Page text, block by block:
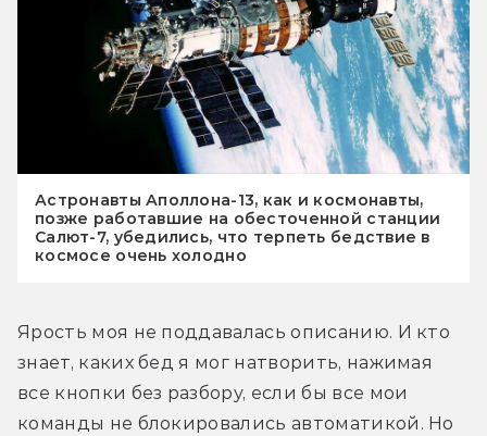
Астронавты Аполлона-13, как и космонавты,
позже работавшие на обесточенной станции
Салют-7, убедились, что терпеть бедствие в
космосе очень холодно
Ярость моя не поддавалась описанию. И кто
знает, каких бед я мог натворить, нажимая
все кнопки без разбору, если бы все мои
команды не блокировались автоматикой. Но